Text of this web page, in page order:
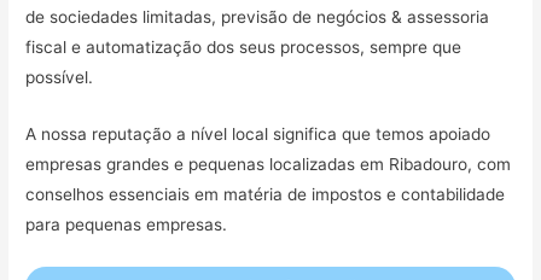
de sociedades limitadas, previsão de negócios & assessoria
fiscal e automatização dos seus processos, sempre que
possível.
A nossa reputação a nível local significa que temos apoiado
empresas grandes e pequenas localizadas em Ribadouro, com
conselhos essenciais em matéria de impostos e contabilidade
para pequenas empresas.